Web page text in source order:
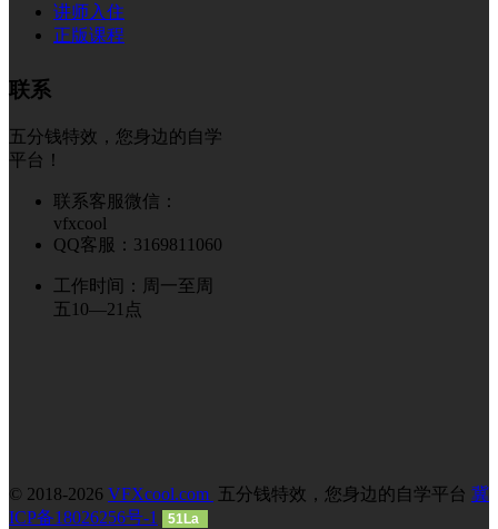
讲师入住
正版课程
联系
五分钱特效，您身边的自学
平台！
联系客服微信：
vfxcool
QQ客服：3169811060
工作时间：周一至周
五10—21点
© 2018-2026 VFXcool.com 五分钱特效，您身边的自学平台 冀
ICP备18026256号-1
51La